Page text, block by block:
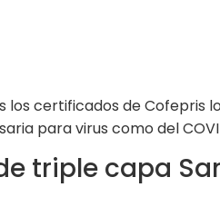
certificados de Cofepris
para virus como del
triple capa